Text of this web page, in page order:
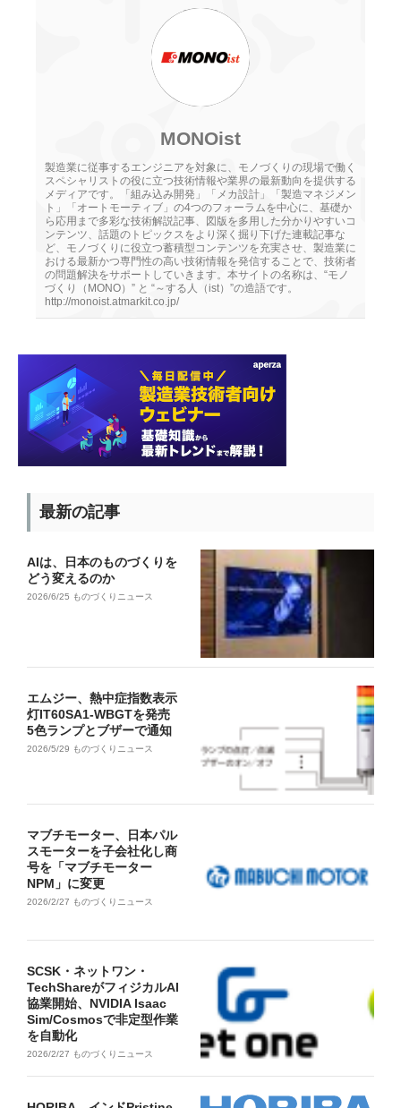
MONOist
製造業に従事するエンジニアを対象に、モノづくりの現場で働く
スペシャリストの役に立つ技術情報や業界の最新動向を提供する
メディアです。「組み込み開発」「メカ設計」「製造マネジメン
ト」「オートモーティブ」の4つのフォーラムを中心に、基礎か
ら応用まで多彩な技術解説記事、図版を多用した分かりやすいコ
ンテンツ、話題のトピックスをより深く掘り下げた連載記事な
ど、モノづくりに役立つ蓄積型コンテンツを充実させ、製造業に
おける最新かつ専門性の高い技術情報を発信することで、技術者
の問題解決をサポートしていきます。本サイトの名称は、“モノ
づくり（MONO）” と “～する人（ist）”の造語です。
http://monoist.atmarkit.co.jp/
最新の記事
AIは、日本のものづくりを
どう変えるのか
2026/6/25 ものづくりニュース
エムジー、熱中症指数表示
灯IT60SA1-WBGTを発売
5色ランプとブザーで通知
2026/5/29 ものづくりニュース
マブチモーター、日本パル
スモーターを子会社化し商
号を「マブチモーター
NPM」に変更
2026/2/27 ものづくりニュース
SCSK・ネットワン・
TechShareがフィジカルAI
協業開始、NVIDIA Isaac
Sim/Cosmosで非定型作業
を自動化
2026/2/27 ものづくりニュース